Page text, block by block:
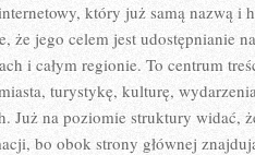
który już samą nazwą i
że jego celem jest udostępnianie
i całym regionie. To centrum
turystykę, kulturę,
Już na poziomie struktury widać,
bo obok strony głównej